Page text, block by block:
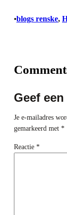
•blogs renske,
Geef
Je e-mailadres
gemarkeerd met *
Reactie *